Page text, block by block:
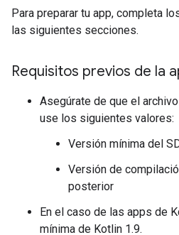
Para preparar tu app, completa
las siguientes secciones.
Requisitos previos de la
Asegúrate de que el
use los siguientes valores:
Versión mínima del
Versión de
posterior
En el caso de las apps de
mínima de Kotlin 1.9.